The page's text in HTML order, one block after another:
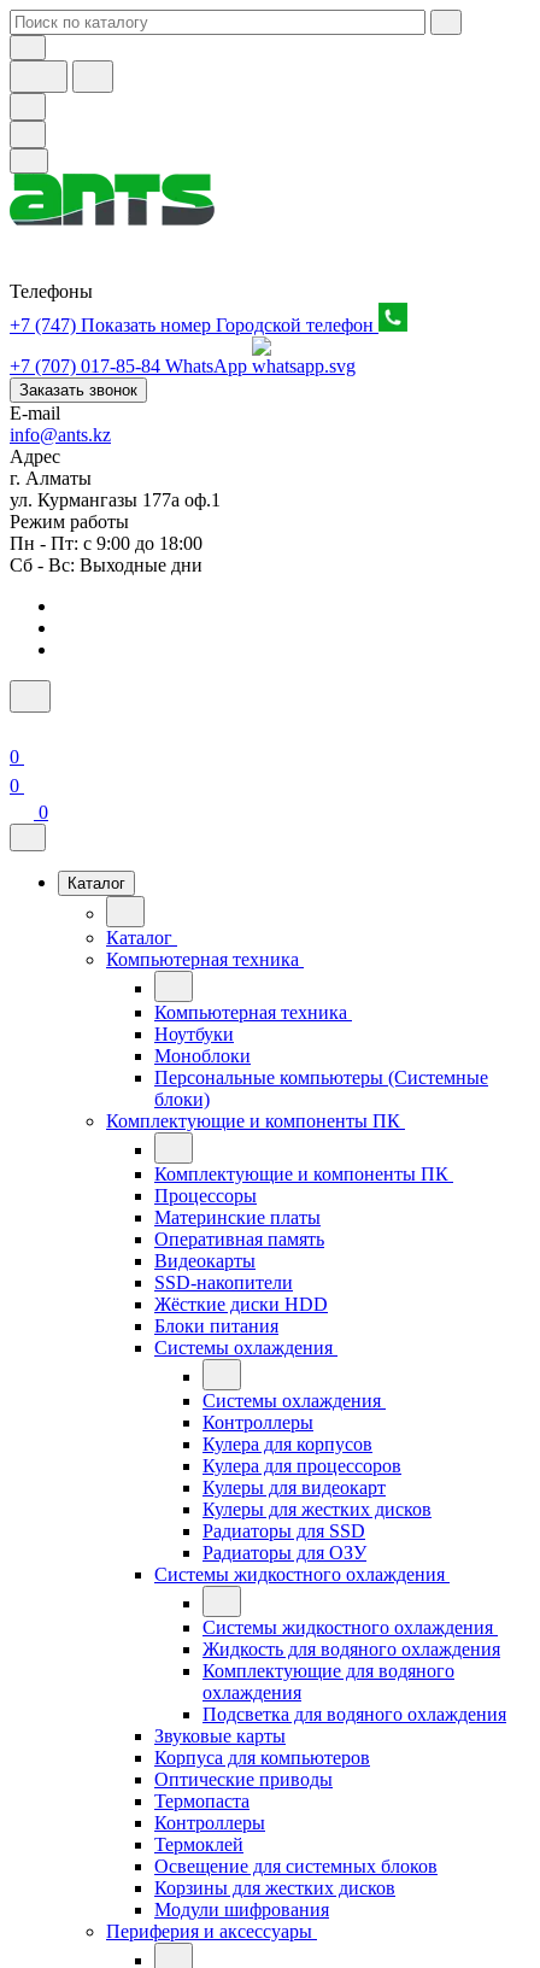
Телефоны
+7 (747) Показать номер Городской телефон
+7 (707) 017-85-84 WhatsApp
Заказать звонок
E-mail
info@ants.kz
Адрес
г. Алматы
ул. Курмангазы 177а оф.1
Режим работы
Пн - Пт: с 9:00 до 18:00
Сб - Вс: Выходные дни
0
0
0
Каталог
Каталог
Компьютерная техника
Компьютерная техника
Ноутбуки
Моноблоки
Персональные компьютеры (Системные
блоки)
Комплектующие и компоненты ПК
Комплектующие и компоненты ПК
Процессоры
Материнские платы
Оперативная память
Видеокарты
SSD-накопители
Жёсткие диски HDD
Блоки питания
Системы охлаждения
Системы охлаждения
Контроллеры
Кулера для корпусов
Кулера для процессоров
Кулеры для видеокарт
Кулеры для жестких дисков
Радиаторы для SSD
Радиаторы для ОЗУ
Системы жидкостного охлаждения
Системы жидкостного охлаждения
Жидкость для водяного охлаждения
Комплектующие для водяного
охлаждения
Подсветка для водяного охлаждения
Звуковые карты
Корпуса для компьютеров
Оптические приводы
Термопаста
Контроллеры
Термоклей
Освещение для системных блоков
Корзины для жестких дисков
Модули шифрования
Периферия и аксессуары